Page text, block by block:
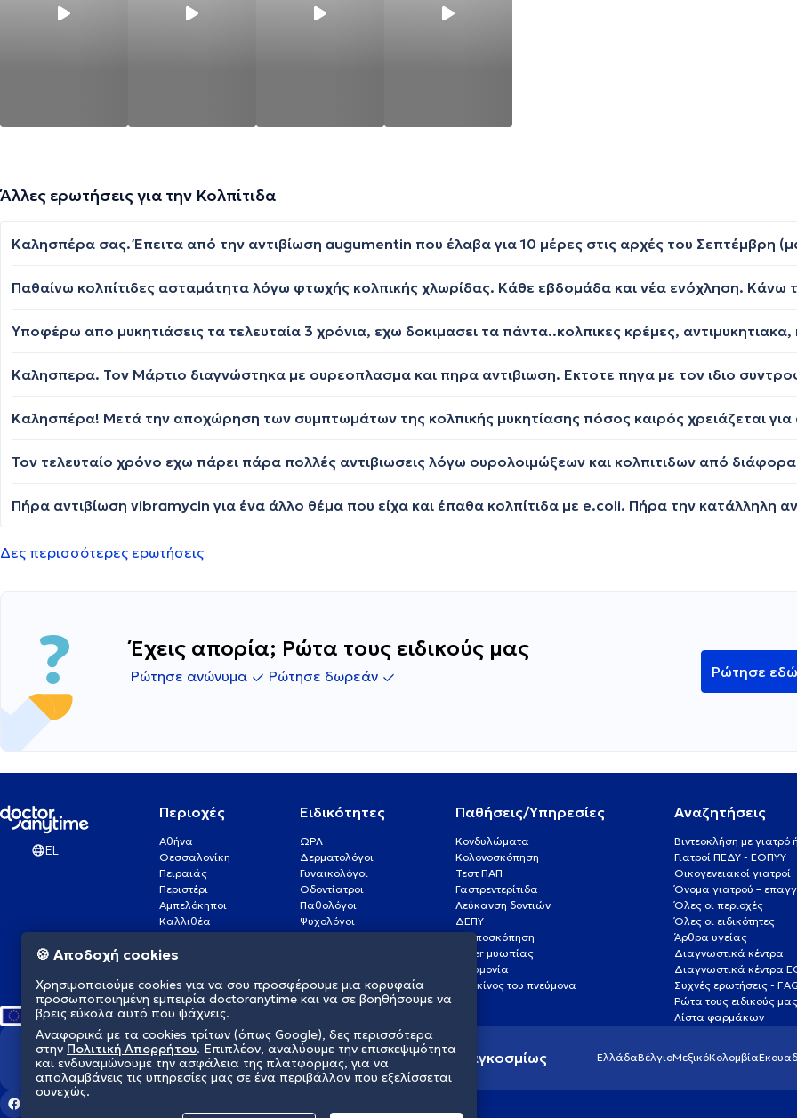
Άλλες ερωτήσεις για την Κολπίτιδα
Δες περισσότερες ερωτήσεις
Έχεις απορία; Ρώτα τους ειδικούς μας
Ρώτησε ανώνυμα Ρώτησε δωρεάν Ρώτησε εδώ
EL
Περιοχές
Αθήνα
Θεσσαλονίκη
Πειραιάς
Περιστέρι
Αμπελόκηποι
Καλλιθέα
Γλυφάδα
Νέα Σμύρνη
Ειδικότητες
ΩΡΛ
Δερματολόγοι
Γυναικολόγοι
Οδοντίατροι
Παθολόγοι
Ψυχολόγοι
Καρδιολόγοι
Παθήσεις/Υπηρεσίες
Κονδυλώματα
Κολονοσκόπηση
Τεστ ΠΑΠ
Γαστρεντερίτιδα
Λεύκανση δοντιών
ΔΕΠΥ
Κολποσκόπηση
Laser μυωπίας
Πνευμονία
Καρκίνος του πνεύμονα
Αναζητήσεις
Βιντεοκλήση με
Γιατροί ΠΕΔΥ - ΕΟΠΥΥ
Οικογενειακοί γιατροί
Όνομα γιατρού –
Όλες οι περιοχές
Όλες οι ειδικότητες
Άρθρα υγείας
Διαγνωστικά κέντρα
Διαγνωστικά κέντρα
Συχνές ερωτήσεις -
Ρώτα τους ειδικούς μας
Λίστα φαρμάκων
Διαμορφώνουμε το μέλλον της υγείας παγκοσμίως ΕλλάδαΒέλγιοΜεξικόΚολομβία
🍪 Αποδοχή cookies
Χρησιμοποιούμε cookies για να σου προσφέρουμε μια κορυφαία
προσωποποιημένη εμπειρία doctoranytime και να σε βοηθήσουμε να
βρεις εύκολα αυτό που ψάχνεις.
Αναφορικά με τα cookies τρίτων (όπως Google), δες περισσότερα
στην Πολιτική Απορρήτου. Επιπλέον, αναλύουμε την επισκεψιμότητα
και ενδυναμώνουμε την ασφάλεια της πλατφόρμας, για να
απολαμβάνεις τις υπηρεσίες μας σε ένα περιβάλλον που εξελίσσεται
συνεχώς.